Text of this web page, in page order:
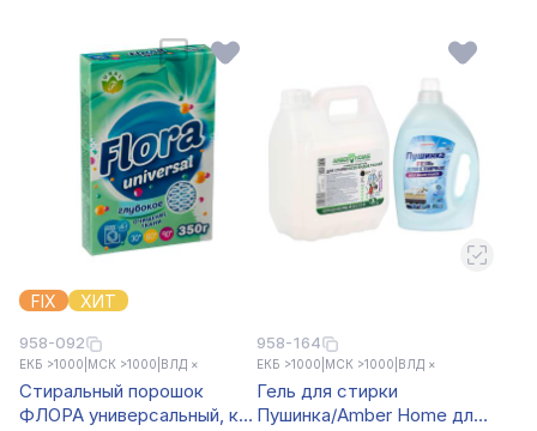
FIX ХИТ
958-092
ЕКБ >1000 МСК >1000 ВЛД ×
Стиральный порошок
ФЛОРА универсальный, к/
958-164
ЕКБ >1000 МСК >1000 ВЛД ×
Гель для стирки
Пушинка/Amber Home для